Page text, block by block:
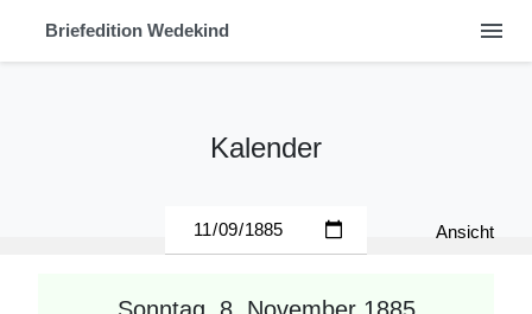
Briefedition Wedekind menu
Kalender
Ansicht